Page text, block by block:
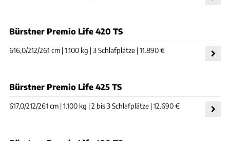
Bürstner Premio Life 420 TS
616,0/212/261 cm | 1.100 kg | 3 Schlafplätze | 11.890 €
Bürstner Premio Life 425 TS
617,0/212/261 cm | 1.100 kg | 2 bis 3 Schlafplätze | 12.690 €